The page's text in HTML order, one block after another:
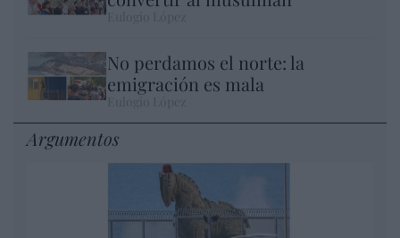
No perdamos el norte: la
emigración es mala
Argumentos